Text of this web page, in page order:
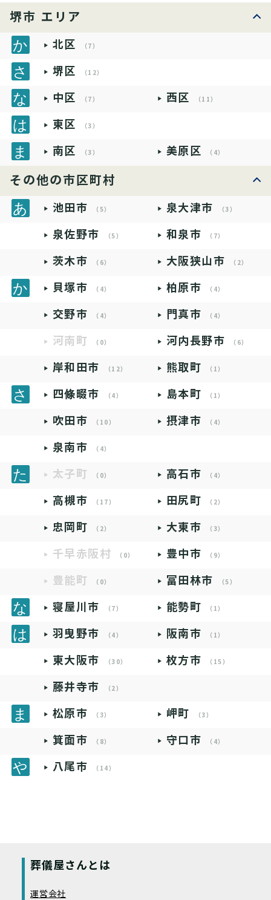
堺市 エリア
北区 （7）
堺区 （12）
中区 （7） 西区 （11）
東区 （3）
南区 （3） 美原区 （4）
その他の市区町村
池田市 （5） 泉大津市 （3）
泉佐野市 （5） 和泉市 （7）
茨木市 （6） 大阪狭山市 （2）
貝塚市 （4） 柏原市 （4）
交野市 （4） 門真市 （4）
河南町 （0） 河内長野市 （6）
岸和田市 （12） 熊取町 （1）
四條畷市 （4） 島本町 （1）
吹田市 （10） 摂津市 （4）
泉南市 （4）
太子町 （0） 高石市 （4）
高槻市 （17） 田尻町 （2）
忠岡町 （2） 大東市 （3）
千早赤阪村 （0） 豊中市 （9）
豊能町 （0） 富田林市 （5）
寝屋川市 （7） 能勢町 （1）
羽曳野市 （4） 阪南市 （1）
東大阪市 （30） 枚方市 （15）
藤井寺市 （2）
松原市 （3） 岬町 （3）
箕面市 （8） 守口市 （4）
八尾市 （14）
葬儀屋さんとは
運営会社